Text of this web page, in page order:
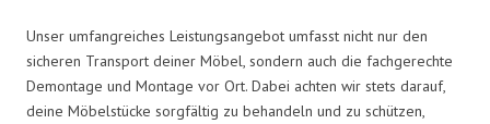
Unser umfangreiches Leistungsangebot umfasst nicht nur den
sicheren Transport deiner Möbel, sondern auch die fachgerechte
Demontage und Montage vor Ort. Dabei achten wir stets darauf,
deine Möbelstücke sorgfältig zu behandeln und zu schützen,